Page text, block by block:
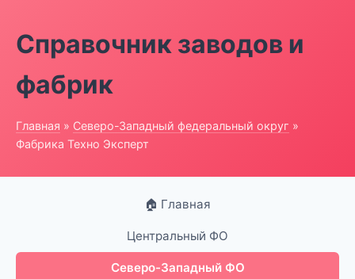
Справочник заводов и
фабрик
Главная » Северо-Западный федеральный округ »
Фабрика Техно Эксперт
🏠 Главная
Центральный ФО
Северо-Западный ФО